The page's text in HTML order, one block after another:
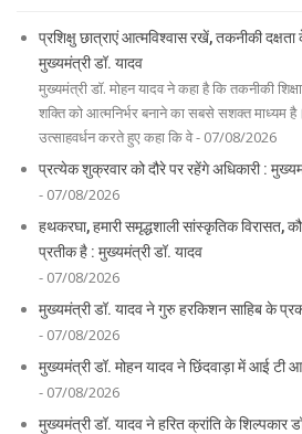
प्रशिक्षु छात्राएं आत्मविश्वास रखें, तकनीकी
मुख्यमंत्री डॉ. यादव
मुख्यमंत्री डॉ. मोहन यादव ने कहा है कि तकनीकी
शक्ति को आत्मनिर्भर बनाने का सबसे सशक्त माध्यम
उत्साहवर्धन करते हुए कहा कि वे - 07/08/2026
प्रत्येक शुक्रवार को दौरे पर रहेंगे अधिकारी :
- 07/08/2026
हथकरघा, हमारी समृद्धशाली सांस्कृतिक विरासत,
प्रतीक है : मुख्यमंत्री डॉ. यादव
- 07/08/2026
मुख्यमंत्री डॉ. यादव ने गुरु हरकिशन साहिब के
- 07/08/2026
मुख्यमंत्री डॉ. मोहन यादव ने छिंदवाड़ा में आई टी
- 07/08/2026
मुख्यमंत्री डॉ. यादव ने हरित क्रांति के शिल्पकार